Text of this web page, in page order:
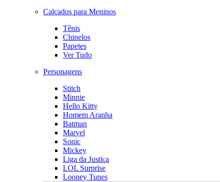
Calçados para Meninos
Tênis
Chinelos
Papetes
Ver Tudo
Personagens
Stitch
Minnie
Hello Kitty
Homem Aranha
Batman
Marvel
Sonic
Mickey
Liga da Justiça
LOL Surprise
Looney Tunes